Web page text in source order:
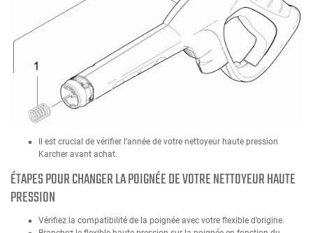
Il est crucial de vérifier l’année de votre nettoyeur haute pression
Karcher avant achat.
ÉTAPES POUR CHANGER LA POIGNÉE DE VOTRE NETTOYEUR HAUTE
PRESSION
Vérifiez la compatibilité de la poignée avec votre flexible d’origine.